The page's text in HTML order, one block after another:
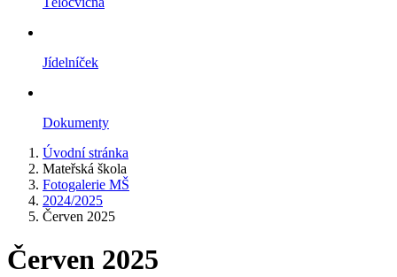
Jídelníček
Dokumenty
Úvodní stránka
Mateřská škola
Fotogalerie MŠ
2024/2025
Červen 2025
Červen 2025